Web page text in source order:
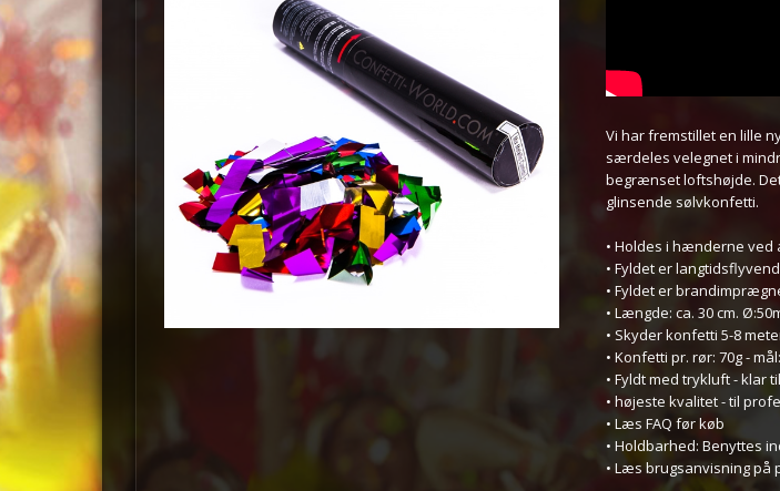
Vi har fremstillet en lille
særdeles velegnet i
begrænset loftshøjde.
glinsende sølvkonfetti.
• Holdes i hænderne ved
• Fyldet er
• Fyldet er
• Længde: ca. 30 cm.
• Skyder konfetti 5-8
• Konfetti pr. rør: 70g -
• Fyldt med trykluft - klar
• højeste kvalitet - til
• Læs FAQ før køb
• Holdbarhed: Benyttes
• Læs brugsanvisning på